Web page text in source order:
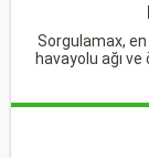
Sorgulamax, en
havayolu ağı